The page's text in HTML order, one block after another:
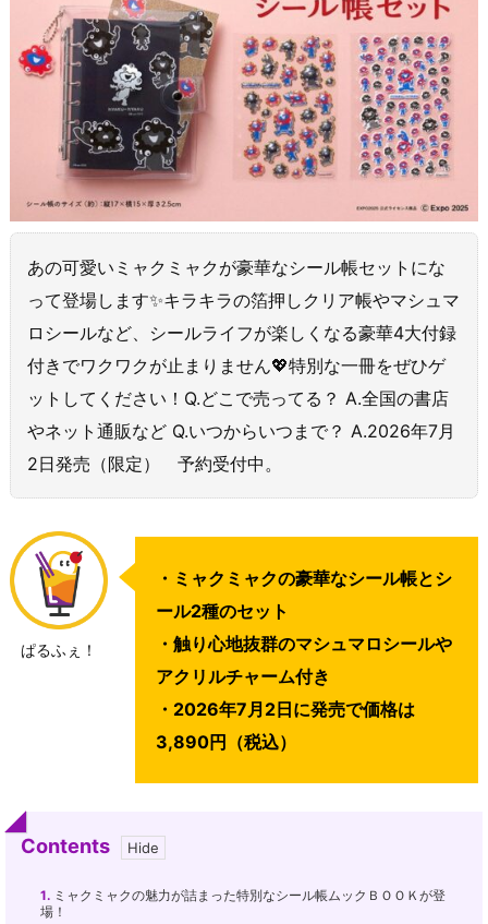
あの可愛いミャクミャクが豪華なシール帳セットにな
って登場します✨キラキラの箔押しクリア帳やマシュマ
ロシールなど、シールライフが楽しくなる豪華4大付録
付きでワクワクが止まりません💖特別な一冊をぜひゲ
ットしてください！Q.どこで売ってる？ A.全国の書店
やネット通販など Q.いつからいつまで？ A.2026年7月
2日発売（限定） 予約受付中。
ぱるふぇ！
・ミャクミャクの豪華なシール帳とシ
ール2種のセット
・触り心地抜群のマシュマロシールや
アクリルチャーム付き
・2026年7月2日に発売で価格は
3,890円（税込）
Contents
1. ミャクミャクの魅力が詰まった特別なシール帳ムックＢＯＯＫが登
場！